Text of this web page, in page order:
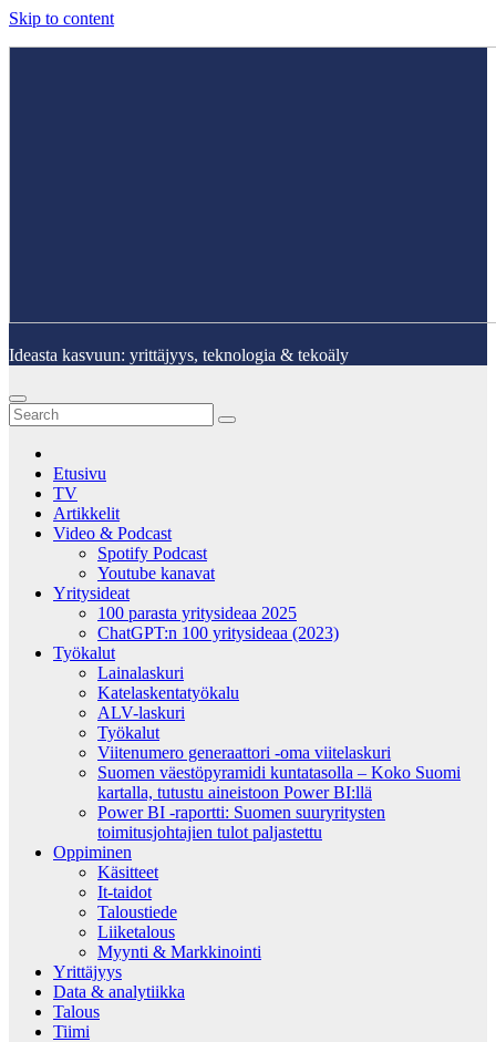
Skip to content
Ideasta kasvuun: yrittäjyys, teknologia & tekoäly
Etusivu
TV
Artikkelit
Video & Podcast
Spotify Podcast
Youtube kanavat
Yritysideat
100 parasta yritysideaa 2025
ChatGPT:n 100 yritysideaa (2023)
Työkalut
Lainalaskuri
Katelaskentatyökalu
ALV-laskuri
Työkalut
Viitenumero generaattori -oma viitelaskuri
Suomen väestöpyramidi kuntatasolla – Koko Suomi
kartalla, tutustu aineistoon Power BI:llä
Power BI -raportti: Suomen suuryritysten
toimitusjohtajien tulot paljastettu
Oppiminen
Käsitteet
It-taidot
Taloustiede
Liiketalous
Myynti & Markkinointi
Yrittäjyys
Data & analytiikka
Talous
Tiimi